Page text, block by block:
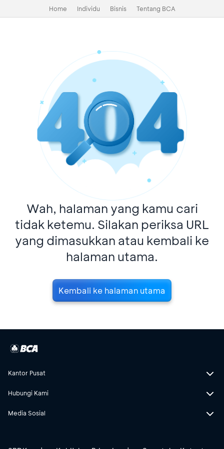
Home Individu Bisnis Tentang BCA
Wah, halaman yang kamu cari
tidak ketemu. Silakan periksa URL
yang dimasukkan atau kembali ke
halaman utama.
Kembali ke halaman utama
Kantor Pusat
Hubungi Kami
Media Sosial